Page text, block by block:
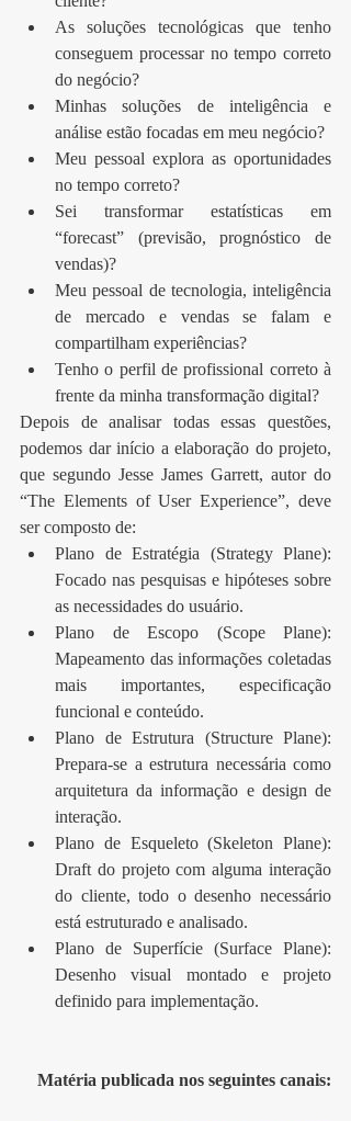
As soluções tecnológicas que tenho
conseguem processar no tempo correto
do negócio?
Minhas soluções de inteligência e
Meu pessoal explora as oportunidades
no tempo correto?
Sei transformar estatísticas em
“forecast” (previsão, prognóstico de
vendas)?
Meu pessoal de tecnologia, inteligência
de mercado e vendas se falam e
compartilham experiências?
Tenho o perfil de profissional correto à
frente da minha transformação digital?
Depois de analisar todas essas questões,
podemos dar início a elaboração do projeto,
que segundo Jesse James Garrett, autor do
“The Elements of User Experience”, deve
ser composto de:
Plano de Estratégia (Strategy Plane):
Focado nas pesquisas e hipóteses sobre
as necessidades do usuário.
Plano de Escopo (Scope Plane):
Mapeamento das informações coletadas
mais importantes, especificação
funcional e conteúdo.
Plano de Estrutura (Structure Plane):
Prepara-se a estrutura necessária como
arquitetura da informação e design de
interação.
Plano de Esqueleto (Skeleton Plane):
Draft do projeto com alguma interação
do cliente, todo o desenho necessário
está estruturado e analisado.
Plano de Superfície (Surface Plane):
Desenho visual montado e projeto
definido para implementação.
Matéria publicada nos seguintes canais: